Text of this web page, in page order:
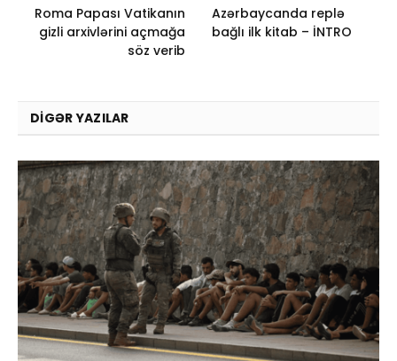
Roma Papası Vatikanın
gizli arxivlərini açmağa
söz verib
Azərbaycanda replə
bağlı ilk kitab – İNTRO
DIGƏR YAZILAR